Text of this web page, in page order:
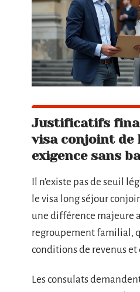
Justificatifs
visa conjoint de
exigence sans
Il n’existe pas de seuil
le visa long séjour
une différence majeure
regroupement familial,
conditions de revenus et
Les consulats